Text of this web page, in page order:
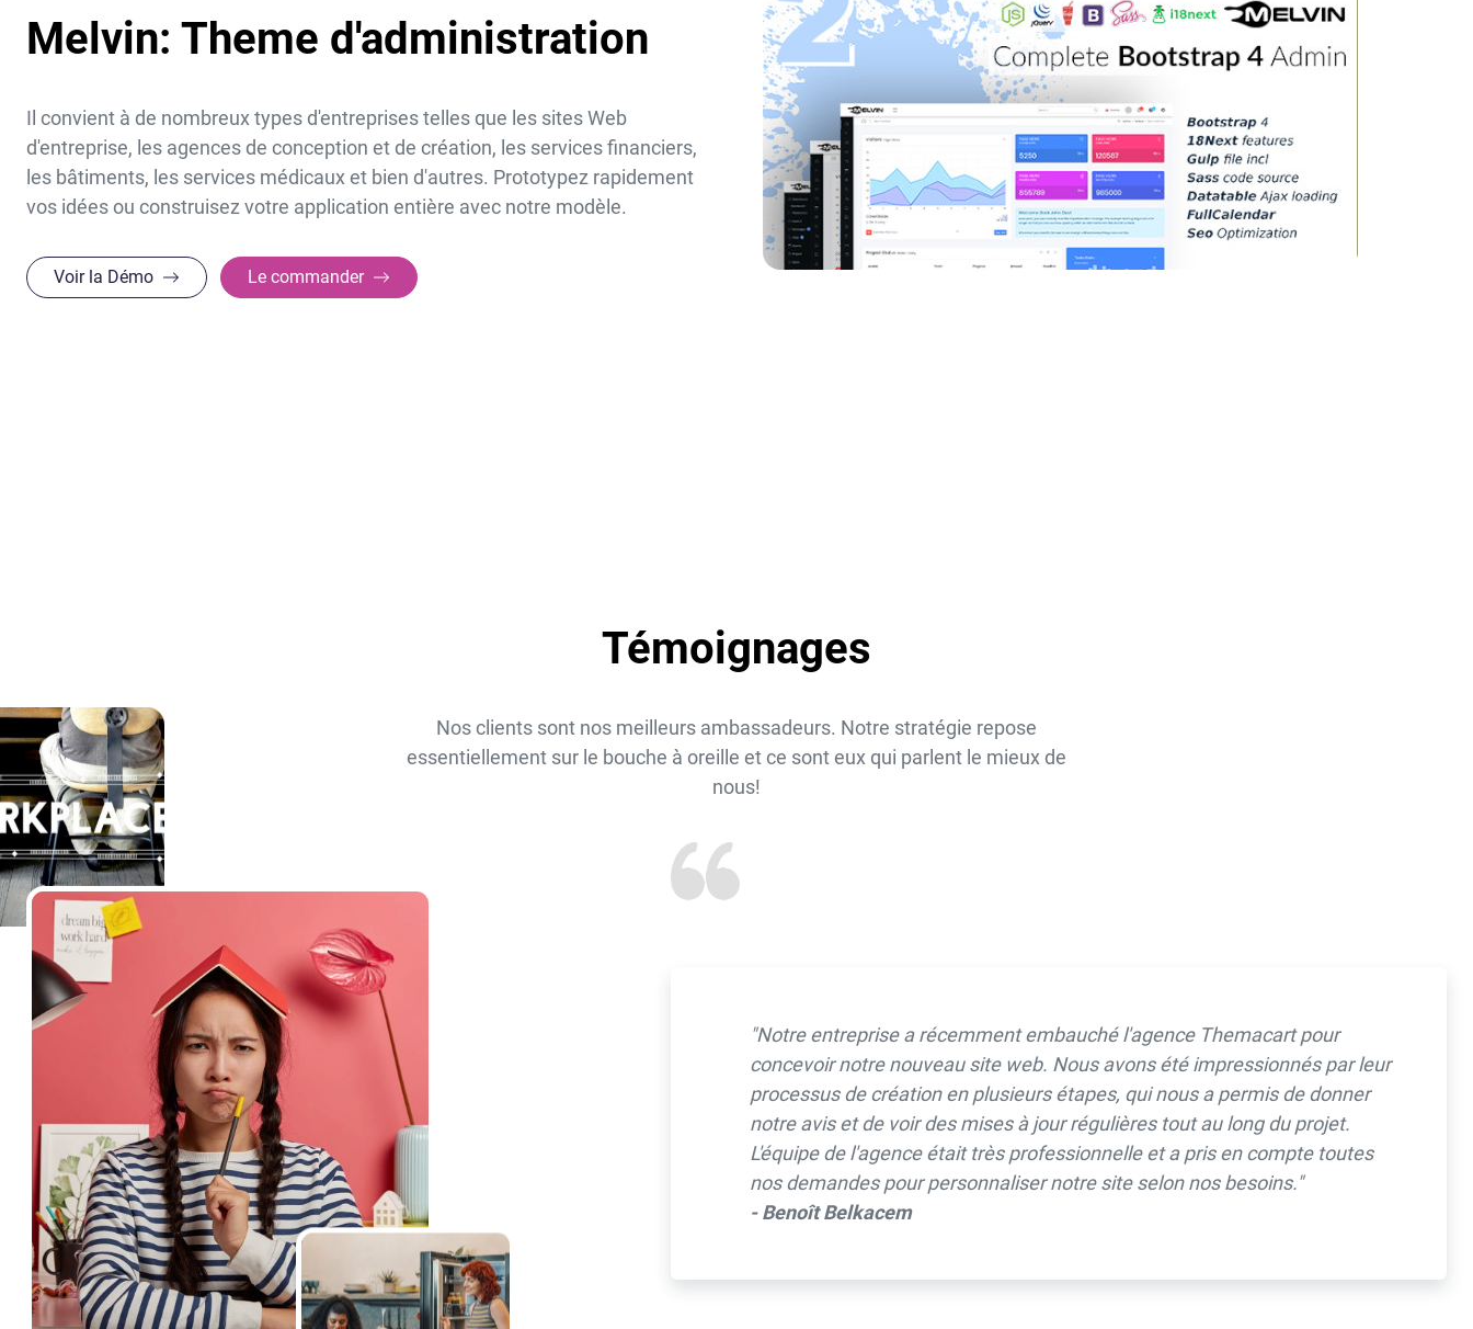
Melvin: Theme d'administration
Il convient à de nombreux types d'entreprises telles que les sites Web
d'entreprise, les agences de conception et de création, les services financiers,
les bâtiments, les services médicaux et bien d'autres. Prototypez rapidement
vos idées ou construisez votre application entière avec notre modèle.
Voir la Démo Le commander
Témoignages
Nos clients sont nos meilleurs ambassadeurs. Notre stratégie repose
essentiellement sur le bouche à oreille et ce sont eux qui parlent le mieux de
nous!
"Notre entreprise a récemment embauché l'agence Themacart pour
concevoir notre nouveau site web. Nous avons été impressionnés par leur
processus de création en plusieurs étapes, qui nous a permis de donner
notre avis et de voir des mises à jour régulières tout au long du projet.
L'équipe de l'agence était très professionnelle et a pris en compte toutes
nos demandes pour personnaliser notre site selon nos besoins."
- Benoît Belkacem